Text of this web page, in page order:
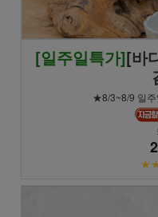
[일주일특가][바
★8/3~8/9 일주